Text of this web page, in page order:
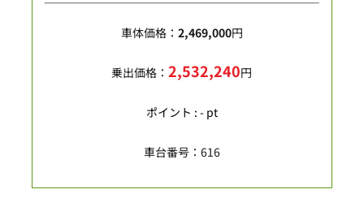
車体価格： 2,469,000円
乗出価格：2,532,240円
ポイント : - pt
車台番号：616